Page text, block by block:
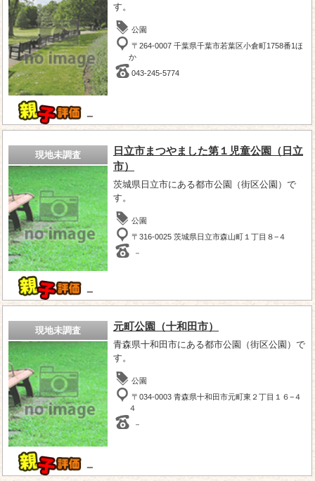
－
す。
公園
〒264-0007 千葉県千葉市若葉区小倉町1758番1ほ
か
043-245-5774
現地未調査
－
日立市まつやました第１児童公園（日立
市）
茨城県日立市にある都市公園（街区公園）で
す。
公園
〒316-0025 茨城県日立市森山町１丁目８−４
－
現地未調査
－
元町公園（十和田市）
青森県十和田市にある都市公園（街区公園）で
す。
公園
〒034-0003 青森県十和田市元町東２丁目１６−４
４
－